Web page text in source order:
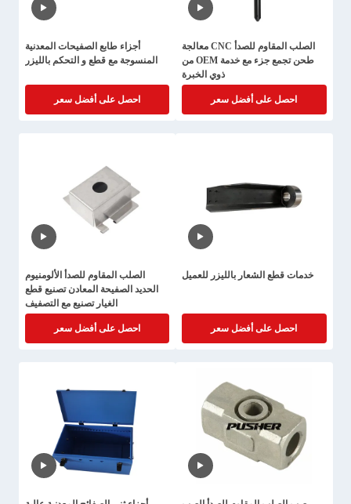
الصلب المقاوم للصدأ CNC معالجة
طحن تجمع جزء مع خدمة OEM من
ذوي الخبرة
احصل على أفضل سعر
أجزاء طابع الصفيحات المعدنية
المنسوجة مع قطع و التحكم بالليزر
احصل على أفضل سعر
خدمات قطع الشعار بالليزر للعميل
احصل على أفضل سعر
الصلب المقاوم للصدأ الألومنيوم
الحديد الصفيحة المعادن تصنيع قطع
الغيار تصنيع مع التصفيف
احصل على أفضل سعر